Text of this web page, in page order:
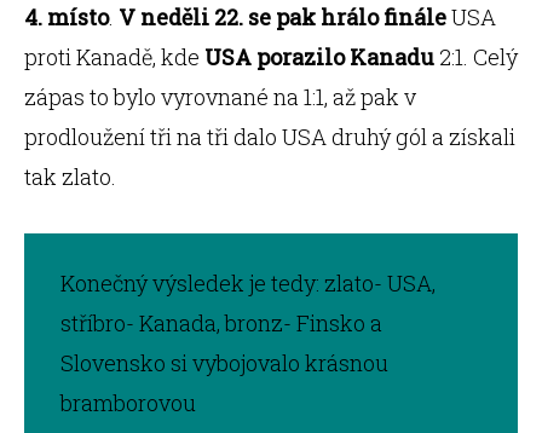
4. místo. V neděli 22. se pak hrálo fináleUSA
proti Kanadě, kde USA porazilo Kanadu 2:1. Celý
zápas to bylo vyrovnané na 1:1, až pak v
prodloužení tři na tři dalo USA druhý gól a získali
tak zlato.
Konečný výsledek je tedy: zlato- USA,
stříbro- Kanada, bronz- Finsko a
Slovensko si vybojovalo krásnou
bramborovou